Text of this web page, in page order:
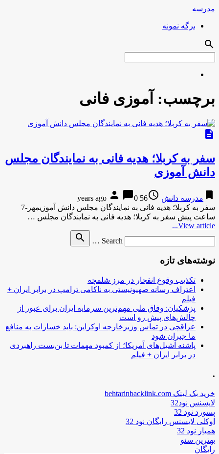
مدرسه
برگه نمونه
search
برچسب: آموزی فانی
description
سفر به کربلا؛ هدیه فانی به نمایندگان مجلس
دانش آموزی
bookmark مدرسه دانش access_time
56 years ago
person chat_bubble0
سفر به کربلا؛ هدیه فانی به نمایندگان مجلس دانش آموزیمهر-7
ساعت پیش سفر به کربلا؛ هدیه فانی به نمایندگان مجلس …
View article...
Search …
search
نوشته‌های تازه
تکذیب وقوع انفجار در مرز شلمچه
اعتراف رسانه صهیونیستی به ناکامی ترامپ در برابر ایران +
فیلم
پزشکیان: وفاق ملی مهم‌ترین سرمایه ایران برای عبور از
چالش‌های پیش رو است
عراقچی در تماس وزیرخارجه اوکراین: باید خسارات به منافع
ما جبران شود
پاشنه آشیل‌های آمریکا؛ از کمبود مهمات تا بن‌بست راهبردی
در برابر ایران + فیلم
.
خرید بک لینک behtarinbacklink.com
لایسنس نود32
پسورد نود 32
اوکلی لایسنس رایگان نود 32
همیار نود 32
بهترین سئو
رایگان